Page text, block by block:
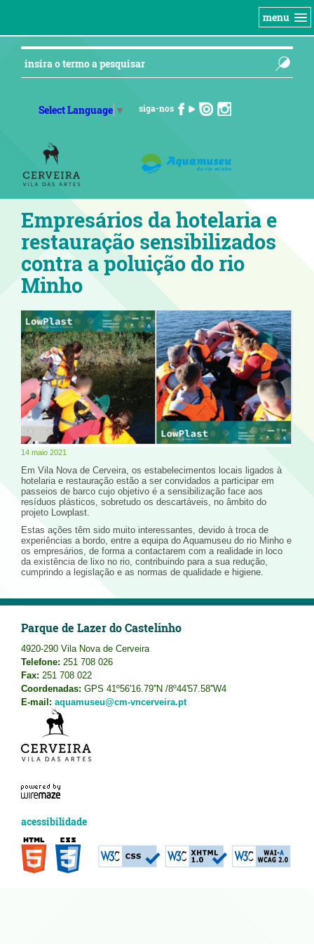
menu
Select Language ▼ siga-nos
Empresários da hotelaria e
restauração sensibilizados
contra a poluição do rio
Minho
14 maio 2021
Em Vila Nova de Cerveira, os estabelecimentos locais ligados à
hotelaria e restauração estão a ser convidados a participar em
passeios de barco cujo objetivo é a sensibilização face aos
resíduos plásticos, sobretudo os descartáveis, no âmbito do
projeto Lowplast.
Estas ações têm sido muito interessantes, devido à troca de
experiências a bordo, entre a equipa do Aquamuseu do rio Minho e
os empresários, de forma a contactarem com a realidade in loco
da existência de lixo no rio, contribuindo para a sua redução,
cumprindo a legislação e as normas de qualidade e higiene.
Parque de Lazer do Castelinho
4920-290 Vila Nova de Cerveira
Telefone: 251 708 026
Fax: 251 708 022
Coordenadas: GPS 41º56'16.79''N /8º44'57.58''W4
E-mail: aquamuseu@cm-vncerveira.pt
acessibilidade